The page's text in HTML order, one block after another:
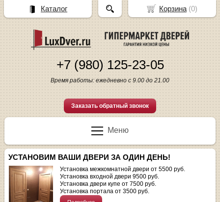
+7 (980) 125-23-05
Время работы: ежедневно с 9.00 до 21.00
Заказать обратный звонок
Меню
УСТАНОВИМ ВАШИ ДВЕРИ ЗА ОДИН ДЕНЬ!
Установка межкомнатной двери от 5500 руб.
Установка входной двери 9500 руб.
Установка двери купе от 7500 руб.
Установка портала от 3500 руб.
Корзина(0)
Каталог